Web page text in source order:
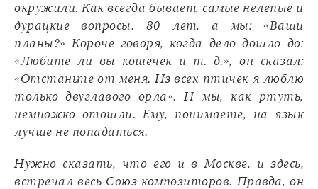
окружили. Как всегда бывает, самые нелепые и
дурацкие вопросы. 80 лет, а мы: «Ваши
планы?» Короче говоря, когда дело дошло до:
«Любите ли вы кошечек и т. д.», он сказал:
«Отстаньте от меня. Из всех птичек я люблю
только двуглавого орла». И мы, как ртуть,
немножко отошли. Ему, понимаете, на язык
лучше не попадаться.
Нужно сказать, что его и в Москве, и здесь,
встречал весь Союз композиторов. Правда, он